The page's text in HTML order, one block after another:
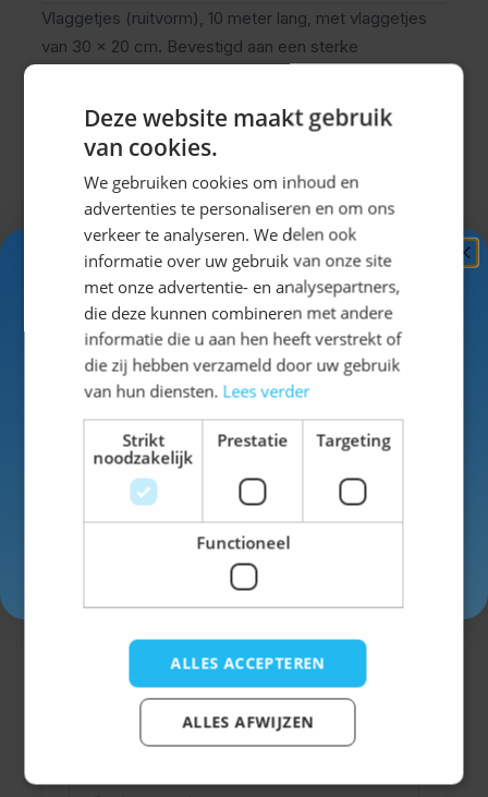
Vlaggetjes (ruitvorm), 10 meter lang, met vlaggetjes
van 30 x 20 cm. Bevestigd aan een sterke
uitermate geschikt als Partydecoratie tijdens een
Tiroler/ oktoberfest. Voor meer partydeco
Specificaties
EAN 8712026542205
SKU 14-54220
Plastic
Je beoordeling:
Weergavenaam
Onderwerp
Deze website maakt gebruik
van cookies.
We gebruiken cookies om inhoud en
advertenties te personaliseren en om ons
verkeer te analyseren. We delen ook
informatie over uw gebruik van onze site
met onze advertentie- en analysepartners,
die deze kunnen combineren met andere
informatie die u aan hen heeft verstrekt of
die zij hebben verzameld door uw gebruik
van hun diensten. Lees verder
Strikt
noodzakelijk
Prestatie Targeting
Functioneel
ALLES ACCEPTEREN
ALLES AFWIJZEN
Ontvang5%
KORTING!
Schrijf je nuin voor de nieuwsbrief en ontvang toegang
tot exclusieve kortingen!
Voor- en achternaam
Inschrijven